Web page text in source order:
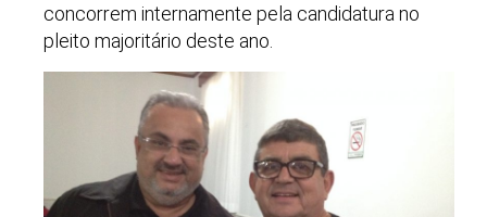
concorrem internamente pela candidatura no
pleito majoritário deste ano.